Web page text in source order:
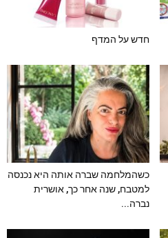
חדש על המדף
כשהמלחמה שברה אותה היא נכנסה
למטבח, שנה אחר כך, אושרית
נברה...